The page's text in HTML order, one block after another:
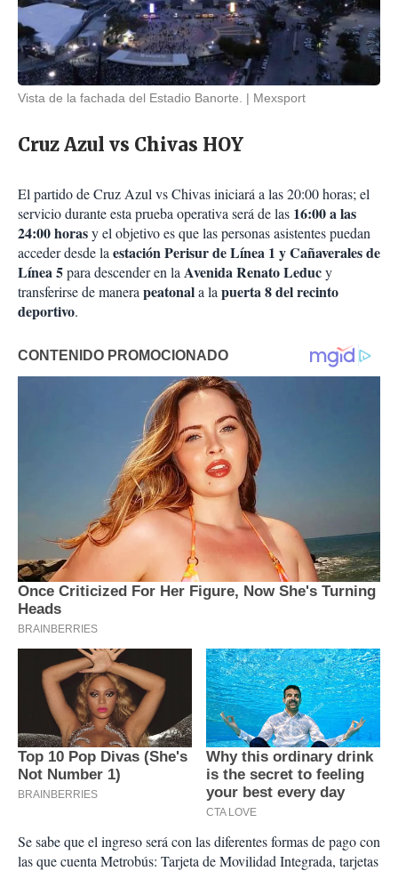
Vista de la fachada del Estadio Banorte. Mexsport
Cruz Azul vs Chivas HOY
El partido de Cruz Azul vs Chivas iniciará a las 20:00 horas; el
servicio durante esta prueba operativa será de las 16:00 a las
24:00 horasy el objetivo es que las personas asistentes puedan
acceder desde laestación Perisur de Línea 1 y Cañaverales de
Línea 5para descender en laAvenida Renato Leducy
transferirse de manerapeatonala lapuerta 8 del recinto
deportivo.
Se sabe que el ingreso será con las diferentes formas de pago con
las que cuenta Metrobús: Tarjeta de Movilidad Integrada, tarjetas